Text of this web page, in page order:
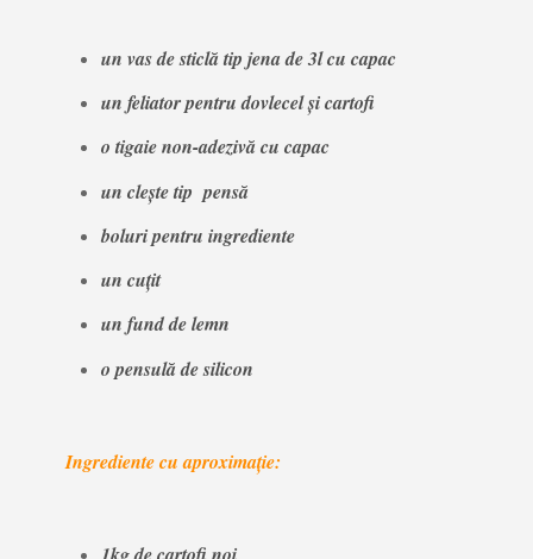
un vas de sticlă tip jena de 3l cu capac
un feliator pentru dovlecel și cartofi
o tigaie non-adezivă cu capac
un clește tip pensă
boluri pentru ingrediente
un cuțit
un fund de lemn
o pensulă de silicon
Ingrediente cu aproximație: